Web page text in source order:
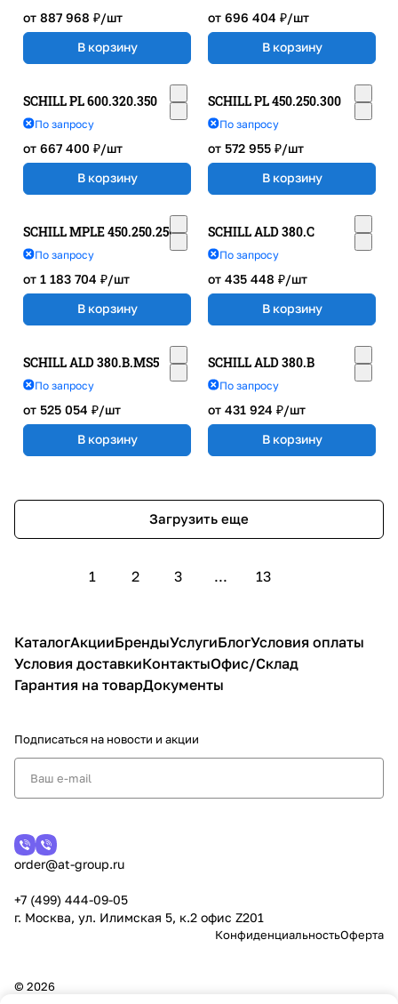
от 887 968 ₽/шт
В корзину
от 696 404 ₽/шт
В корзину
SCHILL PL 600.320.350
По запросу
от 667 400 ₽/шт
В корзину
SCHILL PL 450.250.300
По запросу
от 572 955 ₽/шт
В корзину
SCHILL MPLE 450.250.250
По запросу
от 1 183 704 ₽/шт
В корзину
SCHILL ALD 380.C
По запросу
от 435 448 ₽/шт
В корзину
SCHILL ALD 380.B.MS5
По запросу
от 525 054 ₽/шт
В корзину
SCHILL ALD 380.B
По запросу
от 431 924 ₽/шт
В корзину
Загрузить еще
1 2 3 ... 13
КаталогАкцииБрендыУслугиБлогУсловия оплаты
Условия доставкиКонтактыОфис/Склад
Гарантия на товарДокументы
Подписаться на новости и акции
order@at-group.ru
+7 (499) 444-09-05
г. Москва, ул. Илимская 5, к.2 офис Z201
КонфиденциальностьОферта
© 2026